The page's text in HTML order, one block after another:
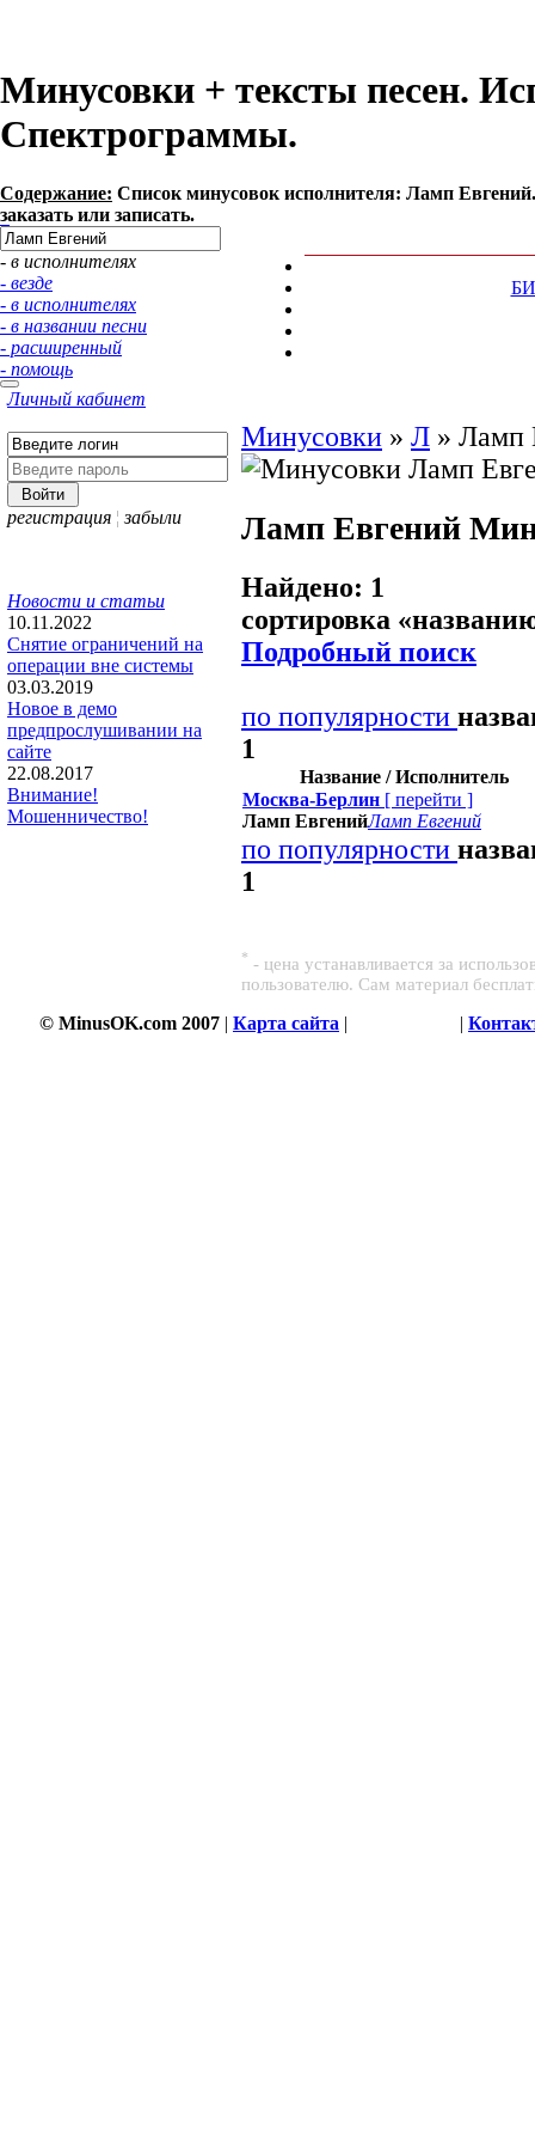
Минусовки + тексты песен.
Спектрограммы.
Содержание: Список минусовок исполнителя: Ламп
заказать или записать.
- в исполнителях
- везде
- в исполнителях
- в названии песни
- расширенный
- помощь
Личный кабинет
регистрация ¦ забыли
Новости и статьи
10.11.2022
Снятие ограничений на
операции вне системы
03.03.2019
Новое в демо
предпрослушивании на
сайте
22.08.2017
Внимание!
Мошенничество!
Минусовки » Л » Ламп
Ламп Евгений
Найдено: 1
сортировка «
Подробный поиск
по популярности
1
Название / Исполнитель
Москва-Берлин [ перейти ]
Ламп ЕвгенийЛамп Евгений
по популярности
1
* - цена устанавливается за
пользователю. Сам материал
© MinusOK.com 2007 | Карта сайта | |